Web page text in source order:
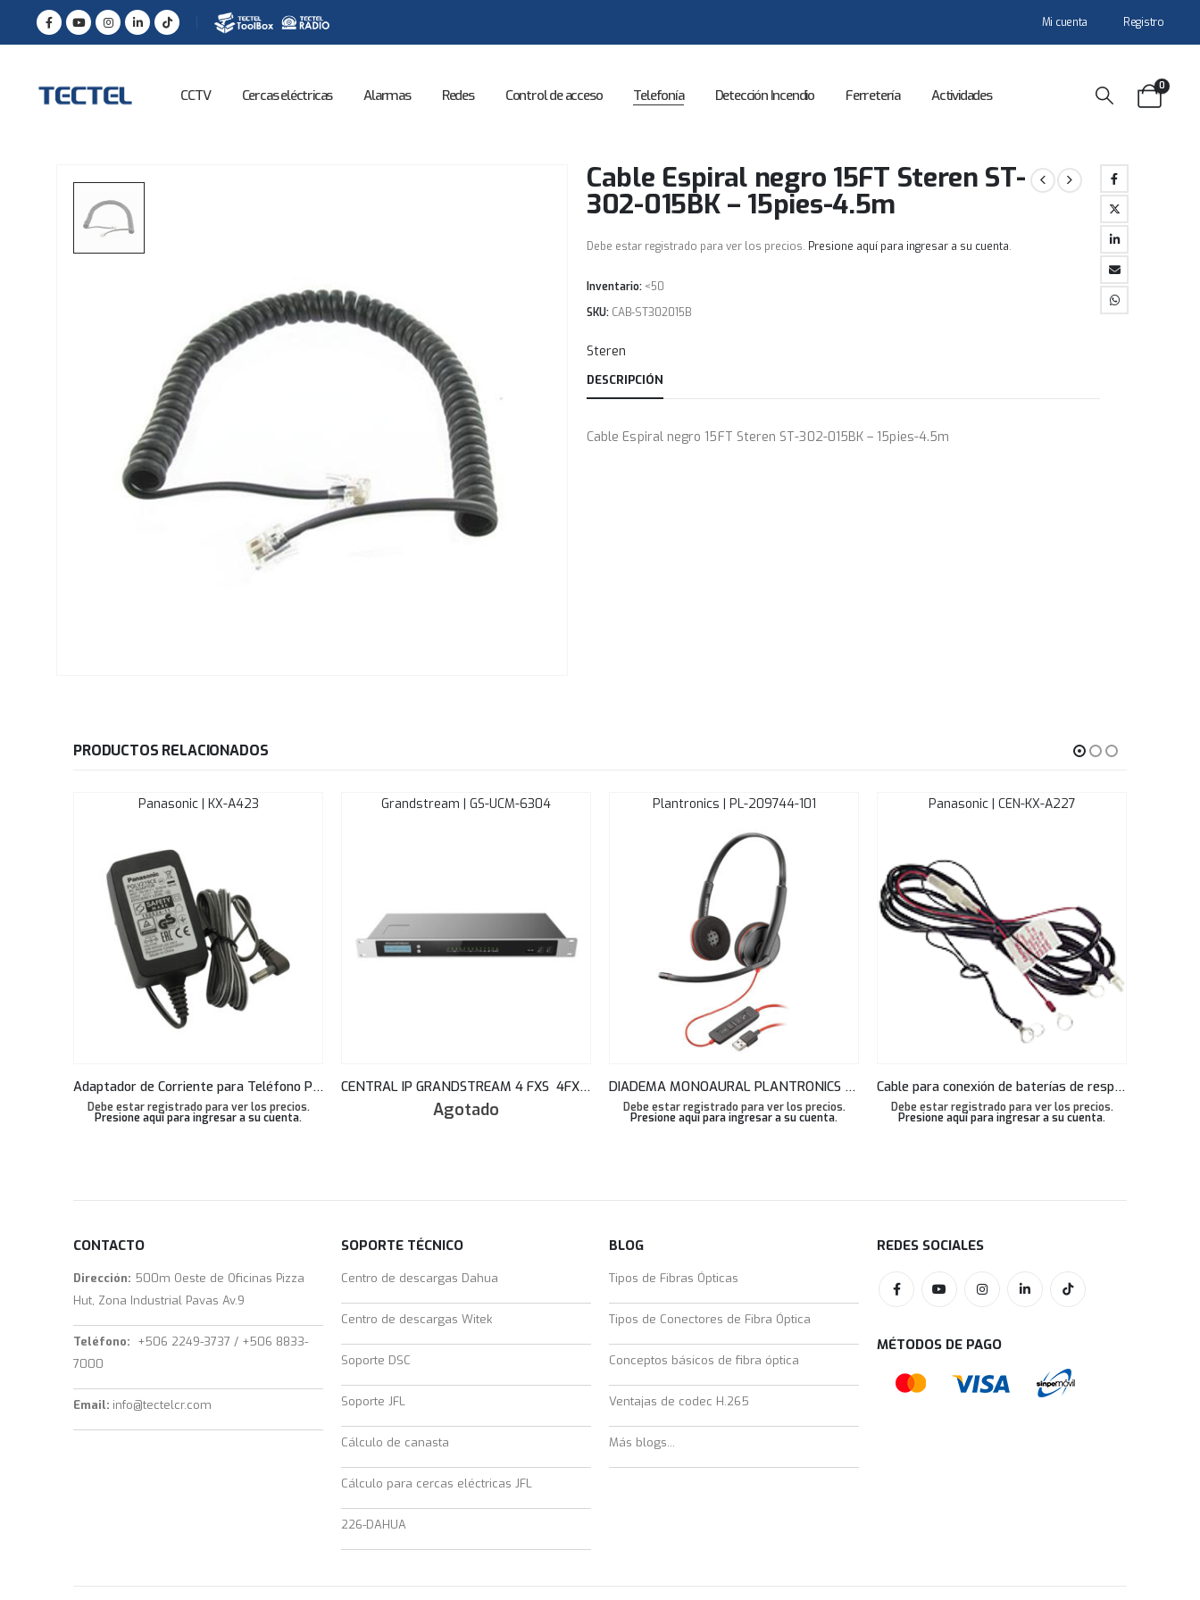
Mi cuenta Registro
CCTV Cercas eléctricas Alarmas Redes Control de acceso Telefonía Detección Incendio Ferretería Actividades
0
Cable Espiral negro 15FT Steren ST-
302-015BK – 15pies-4.5m
Debe estar registrado para ver los precios. Presione aquí para ingresar a su cuenta.
Inventario: <50
SKU: CAB-ST302015B
Steren
DESCRIPCIÓN
Cable Espiral negro 15FT Steren ST-302-015BK – 15pies-4.5m
PRODUCTOS RELACIONADOS
Panasonic | KX-A423
Adaptador de Corriente para Teléfono Panasonic HDV130
Debe estar registrado para ver los precios.
Presione aquí para ingresar a su cuenta.
Grandstream | GS-UCM-6304
CENTRAL IP GRANDSTREAM 4 FXS 4FXO 2000 USUARIOS 3X GIGABIT POE – UCM-6304
Agotado
Plantronics | PL-209744-101
DIADEMA MONOAURAL PLANTRONICS USB C3210 BLACKWIRE PL-209744-101
Debe estar registrado para ver los precios.
Presione aquí para ingresar a su cuenta.
Panasonic | CEN-KX-A227
Cable para conexión de baterías de respaldo Panasonic para KX-TES (A227)
Debe estar registrado para ver los precios.
Presione aquí para ingresar a su cuenta.
CONTACTO
Dirección: 500m Oeste de Oficinas Pizza
Hut, Zona Industrial Pavas Av.9
Teléfono: +506 2249-3737 / +506 8833-
7000
Email: info@tectelcr.com
SOPORTE TÉCNICO
Centro de descargas Dahua
Centro de descargas Witek
Soporte DSC
Soporte JFL
Cálculo de canasta
Cálculo para cercas eléctricas JFL
226-DAHUA
BLOG
Tipos de Fibras Ópticas
Tipos de Conectores de Fibra Óptica
Conceptos básicos de fibra óptica
Ventajas de codec H.265
Más blogs...
REDES SOCIALES
MÉTODOS DE PAGO